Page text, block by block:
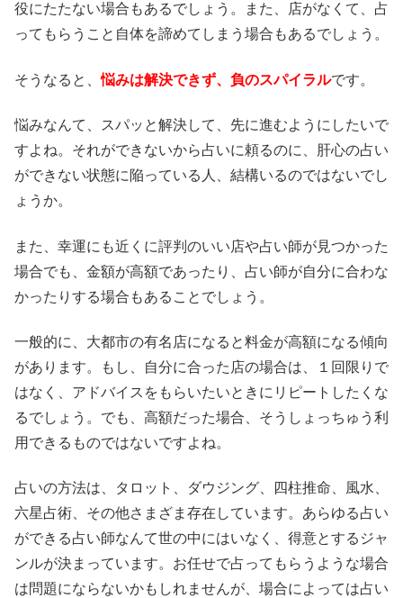
役にたたない場合もあるでしょう。また、店がなくて、占
ってもらうこと自体を諦めてしまう場合もあるでしょう。
そうなると、悩みは解決できず、負のスパイラルです。
悩みなんて、スパッと解決して、先に進むようにしたいで
すよね。それができないから占いに頼るのに、肝心の占い
ができない状態に陥っている人、結構いるのではないでし
ょうか。
また、幸運にも近くに評判のいい店や占い師が見つかった
場合でも、金額が高額であったり、占い師が自分に合わな
かったりする場合もあることでしょう。
一般的に、大都市の有名店になると料金が高額になる傾向
があります。もし、自分に合った店の場合は、１回限りで
はなく、アドバイスをもらいたいときにリピートしたくな
るでしょう。でも、高額だった場合、そうしょっちゅう利
用できるものではないですよね。
占いの方法は、タロット、ダウジング、四柱推命、風水、
六星占術、その他さまざま存在しています。あらゆる占い
ができる占い師なんて世の中にはいなく、得意とするジャ
ンルが決まっています。お任せで占ってもらうような場合
は問題にならないかもしれませんが、場合によっては占い